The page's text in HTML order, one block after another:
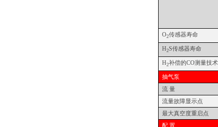
O2传感器寿命
H2S传感器寿命
H2补偿的CO测量技术
抽气泵
流 量
流量故障显示点
最大真空度重启点
配 置